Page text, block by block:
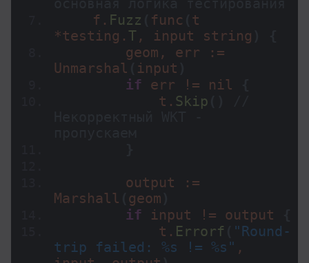
    f.
Fuzz func
t
*testing. T , input string
Unmarshal
input
if err != nil
            t.
Skip
Marshall
geom
if input != output
            t.
Errorf
"Round-
trip failed: %s != %s" ,